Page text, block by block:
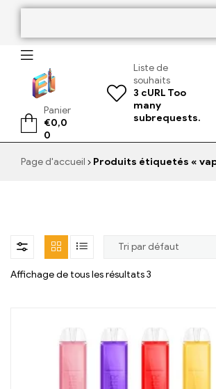
ElementVape.de
Panier
€0,0
0
Liste de
souhaits
3 cURL Too
many
subrequests.
Page d'accueil Produits étiquetés «
Affichage de tous les résultats 3